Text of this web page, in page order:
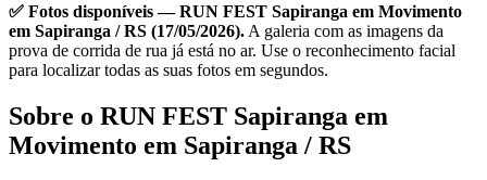
✅ Fotos disponíveis — RUN FEST Sapiranga em Movimento
em Sapiranga / RS (17/05/2026). A galeria com as imagens da
prova de corrida de rua já está no ar. Use o reconhecimento facial
para localizar todas as suas fotos em segundos.
Sobre o RUN FEST Sapiranga em
Movimento em Sapiranga / RS